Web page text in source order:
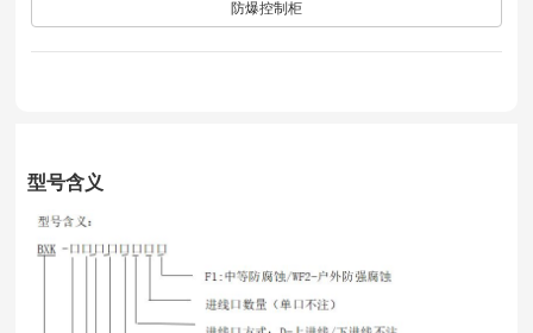
型号含义
防爆控制柜